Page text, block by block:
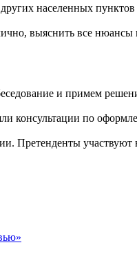
населенных
выяснить все нюансы
и примем
консультации по
Претенденты участвуют